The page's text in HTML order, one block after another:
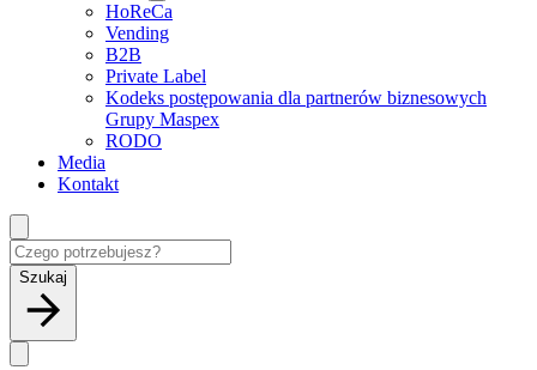
HoReCa
Vending
B2B
Private Label
Kodeks postępowania dla partnerów biznesowych
Grupy Maspex
RODO
Media
Kontakt
Szukaj